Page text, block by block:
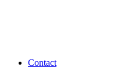
Contact